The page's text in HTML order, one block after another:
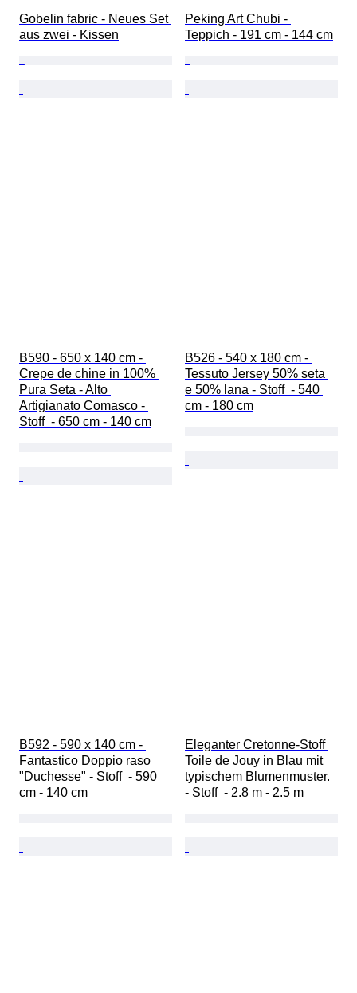
Gobelin fabric - Neues Set
aus zwei - Kissen
Peking Art Chubi -
Teppich - 191 cm - 144 cm
B590 - 650 x 140 cm -
Crepe de chine in 100%
Pura Seta - Alto
Artigianato Comasco -
Stoff  - 650 cm - 140 cm
B526 - 540 x 180 cm -
Tessuto Jersey 50% seta
e 50% lana - Stoff  - 540
cm - 180 cm
B592 - 590 x 140 cm -
Fantastico Doppio raso
"Duchesse" - Stoff  - 590
cm - 140 cm
Eleganter Cretonne-Stoff
Toile de Jouy in Blau mit
typischem Blumenmuster.
- Stoff  - 2.8 m - 2.5 m